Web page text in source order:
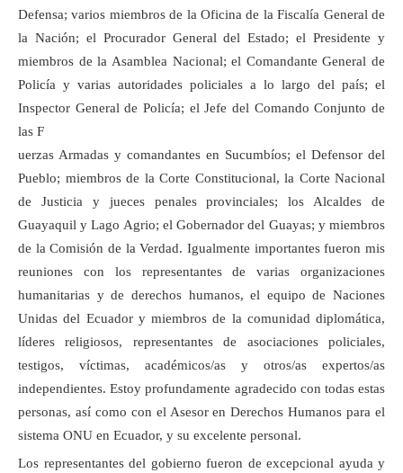
Defensa; varios miembros de la Oficina de la Fiscalía General de
la Nación; el Procurador General del Estado; el Presidente y
miembros de la Asamblea Nacional; el Comandante General de
Policía y varias autoridades policiales a lo largo del país; el
Inspector General de Policía; el Jefe del Comando Conjunto de
las F
uerzas Armadas y comandantes en Sucumbíos; el Defensor del
Pueblo; miembros de la Corte Constitucional, la Corte Nacional
de Justicia y jueces penales provinciales; los Alcaldes de
Guayaquil y Lago Agrio; el Gobernador del Guayas; y miembros
de la Comisión de la Verdad. Igualmente importantes fueron mis
reuniones con los representantes de varias organizaciones
humanitarias y de derechos humanos, el equipo de Naciones
Unidas del Ecuador y miembros de la comunidad diplomática,
líderes religiosos, representantes de asociaciones policiales,
testigos, víctimas, académicos/as y otros/as expertos/as
independientes. Estoy profundamente agradecido con todas estas
personas, así como con el Asesor en Derechos Humanos para el
sistema ONU en Ecuador, y su excelente personal.
Los representantes del gobierno fueron de excepcional ayuda y